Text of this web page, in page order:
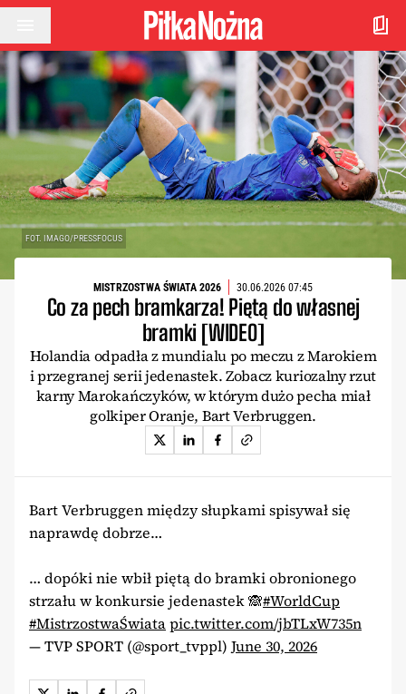
Przejdź do treści
FOT. IMAGO/PRESSFOCUS
MISTRZOSTWA ŚWIATA 2026 30.06.2026 07:45
Co za pech bramkarza! Piętą do własnej
bramki [WIDEO]
Holandia odpadła z mundialu po meczu z Marokiem
i przegranej serii jedenastek. Zobacz kuriozalny rzut
karny Marokańczyków, w którym dużo pecha miał
golkiper Oranje, Bart Verbruggen.
Bart Verbruggen między słupkami spisywał się
naprawdę dobrze…
… dopóki nie wbił piętą do bramki obronionego
strzału w konkursie jedenastek 🙈#WorldCup
#MistrzostwaŚwiatapic.twitter.com/jbTLxW735n
— TVP SPORT (@sport_tvppl) June 30, 2026